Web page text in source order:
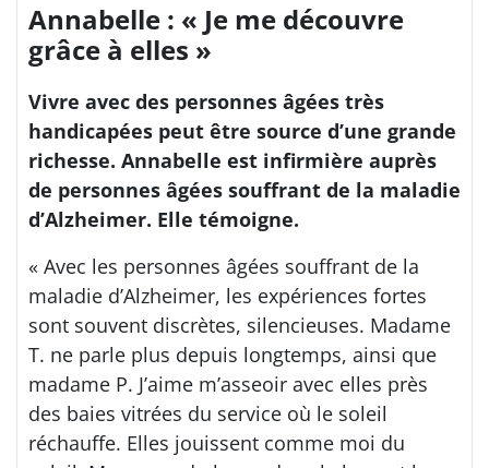
Annabelle : « Je me découvre
grâce à elles »
Vivre avec des personnes âgées très
handicapées peut être source d’une grande
richesse. Annabelle est infirmière auprès
de personnes âgées souffrant de la maladie
d’Alzheimer. Elle témoigne.
« Avec les personnes âgées souffrant de la
maladie d’Alzheimer, les expériences fortes
sont souvent discrètes, silencieuses. Madame
T. ne parle plus depuis longtemps, ainsi que
madame P. J’aime m’asseoir avec elles près
des baies vitrées du service où le soleil
réchauffe. Elles jouissent comme moi du